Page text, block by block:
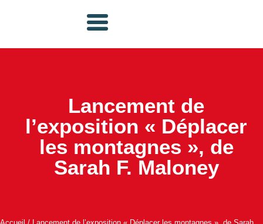
Lancement de
l’exposition « Déplacer
les montagnes », de
Sarah F. Maloney